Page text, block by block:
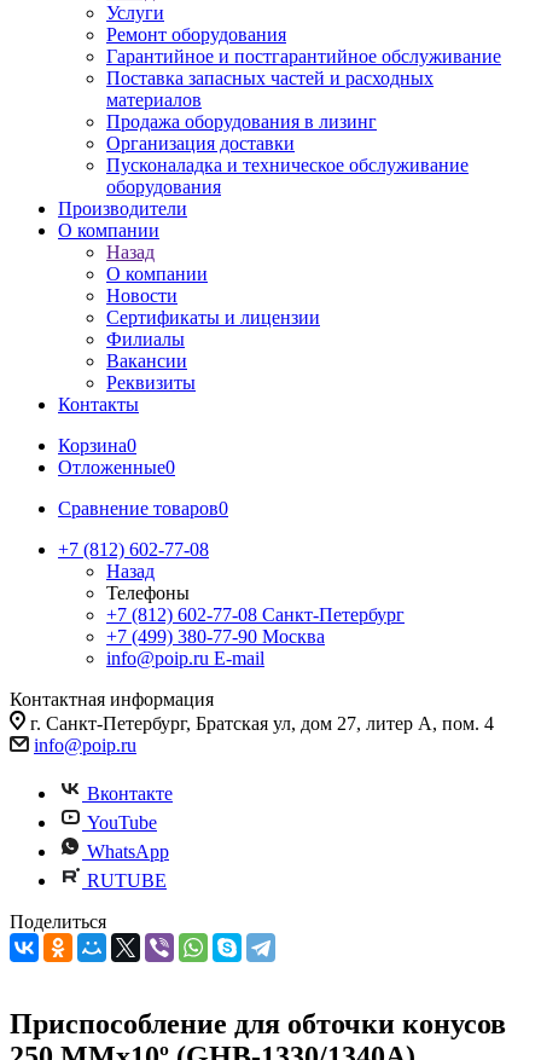
Услуги
Ремонт оборудования
Гарантийное и постгарантийное обслуживание
Поставка запасных частей и расходных
материалов
Продажа оборудования в лизинг
Организация доставки
Пусконаладка и техническое обслуживание
оборудования
Производители
О компании
Назад
О компании
Новости
Сертификаты и лицензии
Филиалы
Вакансии
Реквизиты
Контакты
Корзина0
Отложенные0
Сравнение товаров0
+7 (812) 602-77-08
Назад
Телефоны
+7 (812) 602-77-08 Санкт-Петербург
+7 (499) 380-77-90 Москва
info@poip.ru E-mail
Контактная информация
г. Санкт-Петербург, Братская ул, дом 27, литер А, пом. 4
info@poip.ru
Вконтакте
YouTube
WhatsApp
RUTUBE
Поделиться
Приспособление для обточки конусов